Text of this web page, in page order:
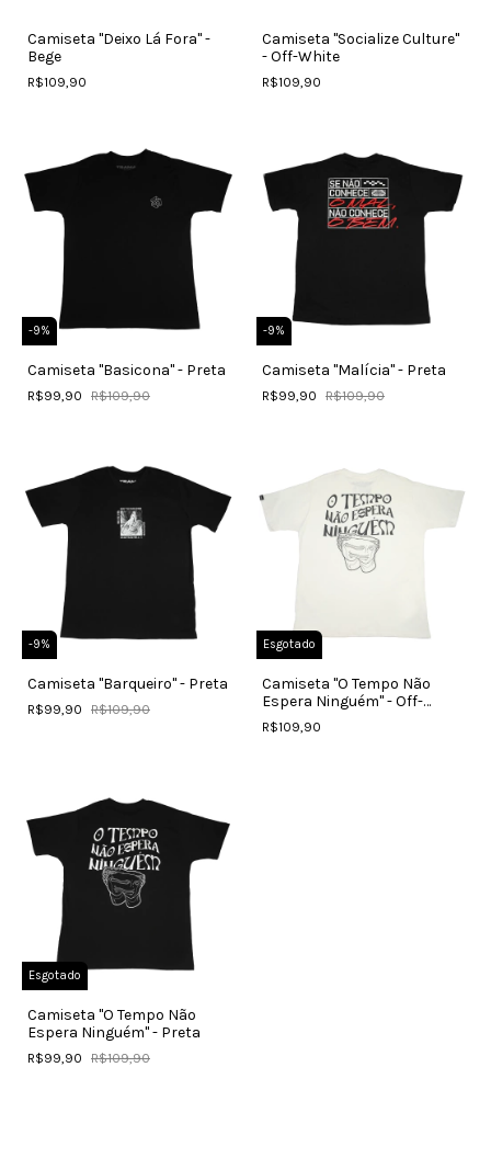
Camiseta "Deixo Lá Fora" -
Bege
R$109,90
Camiseta "Socialize Culture"
- Off-White
R$109,90
-9%
Camiseta "Basicona" - Preta
R$99,90 R$109,90
-9%
Camiseta "Malícia" - Preta
R$99,90 R$109,90
-9%
Camiseta "Barqueiro" - Preta
R$99,90 R$109,90
Esgotado
Camiseta "O Tempo Não
Espera Ninguém" - Off-
White
R$109,90
Esgotado
Camiseta "O Tempo Não
Espera Ninguém" - Preta
R$99,90 R$109,90